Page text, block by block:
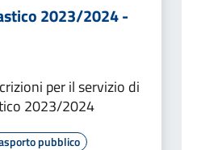
2023/2024 -
per il servizio di
2023/2024
pubblico